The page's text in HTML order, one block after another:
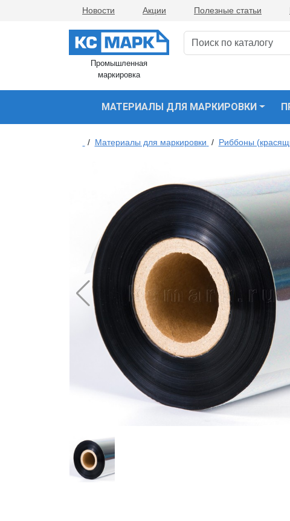
Новости Акции Полезные статьи
Промышленная
маркировка
МАТЕРИАЛЫ ДЛЯ МАРКИРОВКИ
/ Материалы для маркировки / Риббоны